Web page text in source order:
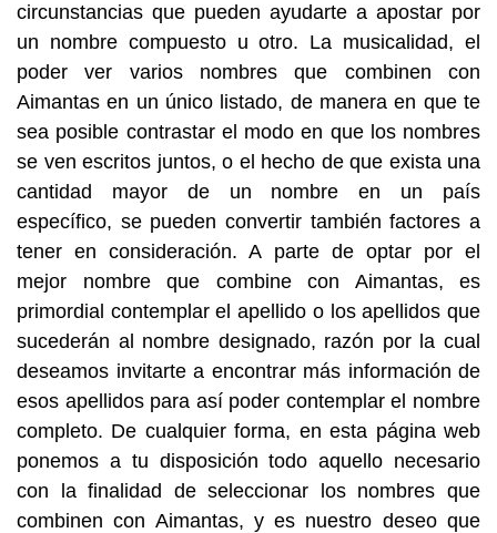
circunstancias que pueden ayudarte a apostar por
un nombre compuesto u otro. La musicalidad, el
poder ver varios nombres que combinen con
Aimantas en un único listado, de manera en que te
sea posible contrastar el modo en que los nombres
se ven escritos juntos, o el hecho de que exista una
cantidad mayor de un nombre en un país
específico, se pueden convertir también factores a
tener en consideración. A parte de optar por el
mejor nombre que combine con Aimantas, es
primordial contemplar el apellido o los apellidos que
sucederán al nombre designado, razón por la cual
deseamos invitarte a encontrar más información de
esos apellidos para así poder contemplar el nombre
completo. De cualquier forma, en esta página web
ponemos a tu disposición todo aquello necesario
con la finalidad de seleccionar los nombres que
combinen con Aimantas, y es nuestro deseo que